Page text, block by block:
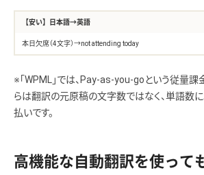
【安い】日本語→英語
本日欠席（4文字）→not attending today
※「WPML」では、Pay-as-you-goという従量課
らは翻訳の元原稿の文字数ではなく、単語数
払いです。
高機能な自動翻訳を使って